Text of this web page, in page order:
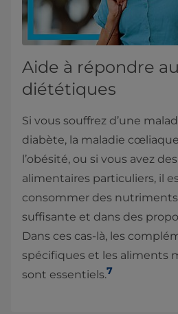
Aide à répondre
diététiques
Si vous souffrez d’une
diabète, la maladie
l’obésité, ou si vous avez
alimentaires particuliers, il
consommer des
suffisante et dans des
Dans ces cas-là, les
spécifiques et les aliments
sont essentiels.7